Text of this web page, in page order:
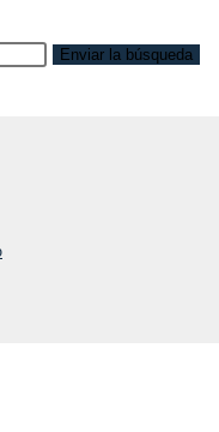
Enviar la búsqueda